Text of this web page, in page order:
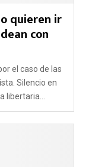
quieren ir
con
el caso de las
Silencio en
libertaria...